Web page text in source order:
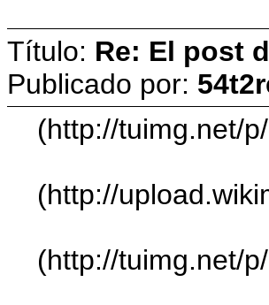
Título: Re: El post
Publicado por:
(http://tuimg.net/
(http://
(http://tuimg.net/